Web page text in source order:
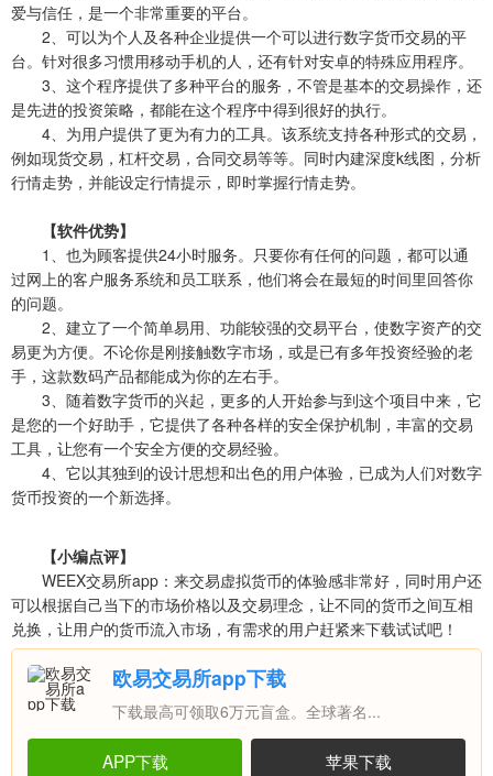
爱与信任，是一个非常重要的平台。
2、可以为个人及各种企业提供一个可以进行数字货币交易的平
台。针对很多习惯用移动手机的人，还有针对安卓的特殊应用程序。
3、这个程序提供了多种平台的服务，不管是基本的交易操作，还
是先进的投资策略，都能在这个程序中得到很好的执行。
4、为用户提供了更为有力的工具。该系统支持各种形式的交易，
例如现货交易，杠杆交易，合同交易等等。同时内建深度k线图，分析
行情走势，并能设定行情提示，即时掌握行情走势。
【软件优势】
1、也为顾客提供24小时服务。只要你有任何的问题，都可以通
过网上的客户服务系统和员工联系，他们将会在最短的时间里回答你
的问题。
2、建立了一个简单易用、功能较强的交易平台，使数字资产的交
易更为方便。不论你是刚接触数字市场，或是已有多年投资经验的老
手，这款数码产品都能成为你的左右手。
3、随着数字货币的兴起，更多的人开始参与到这个项目中来，它
是您的一个好助手，它提供了各种各样的安全保护机制，丰富的交易
工具，让您有一个安全方便的交易经验。
4、它以其独到的设计思想和出色的用户体验，已成为人们对数字
货币投资的一个新选择。
【小编点评】
WEEX交易所app：来交易虚拟货币的体验感非常好，同时用户还
可以根据自己当下的市场价格以及交易理念，让不同的货币之间互相
兑换，让用户的货币流入市场，有需求的用户赶紧来下载试试吧！
欧易交易所app下载
下载最高可领取6万元盲盒。全球著名...
APP下载 苹果下载